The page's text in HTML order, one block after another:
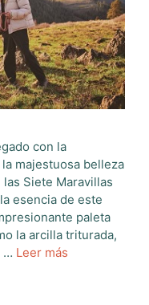
con la
majestuosa belleza
Siete Maravillas
esencia de este
paleta
la arcilla triturada,
… Leer más